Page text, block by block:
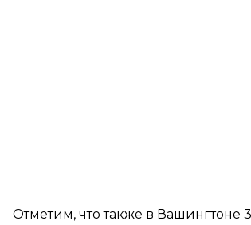
Отметим, что также в Вашингтоне